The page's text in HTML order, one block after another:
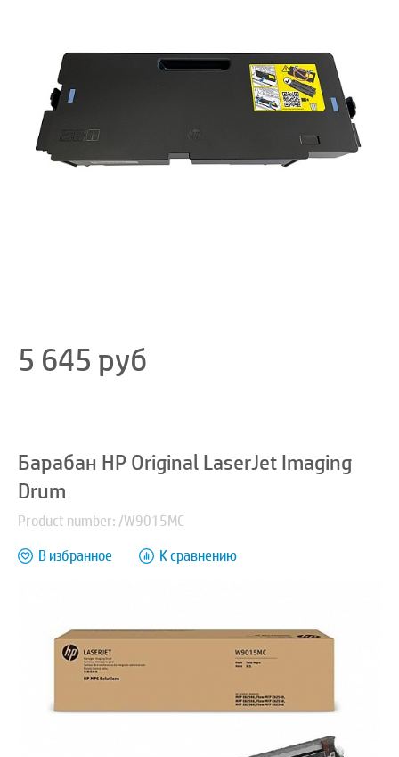
5 645 руб
Барабан HP Original LaserJet Imaging
Drum
Product number: /W9015MC
В избранное
К сравнению